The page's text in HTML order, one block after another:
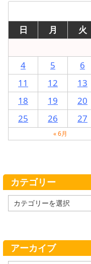
日
月 火
4
5 6
11
12 13
18
19 20
25
26 27
« 6月
カテゴリー
テ
ー
アーカイブ